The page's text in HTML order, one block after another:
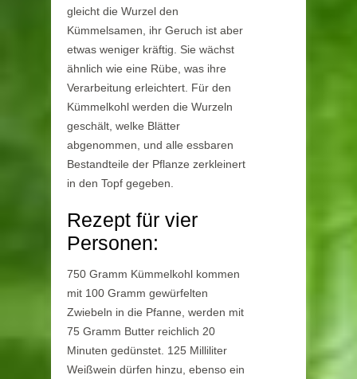
gleicht die Wurzel den
Kümmelsamen, ihr Geruch ist aber
etwas weniger kräftig. Sie wächst
ähnlich wie eine Rübe, was ihre
Verarbeitung erleichtert. Für den
Kümmelkohl werden die Wurzeln
geschält, welke Blätter
abgenommen, und alle essbaren
Bestandteile der Pflanze zerkleinert
in den Topf gegeben.
Rezept für vier
Personen:
750 Gramm Kümmelkohl kommen
mit 100 Gramm gewürfelten
Zwiebeln in die Pfanne, werden mit
75 Gramm Butter reichlich 20
Minuten gedünstet. 125 Milliliter
Weißwein dürfen hinzu, ebenso ein